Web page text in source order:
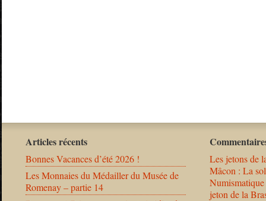
Articles récents
Bonnes Vacances d’été 2026 !
Les Monnaies du Médailler du Musée de
Romenay – partie 14
Les jetons de
Mâcon : La
jeton de la